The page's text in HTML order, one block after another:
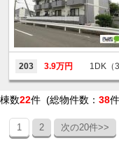
203 3.9万円 1DK（
棟数22件 (総物件数： 38
1 2 次の20件>>